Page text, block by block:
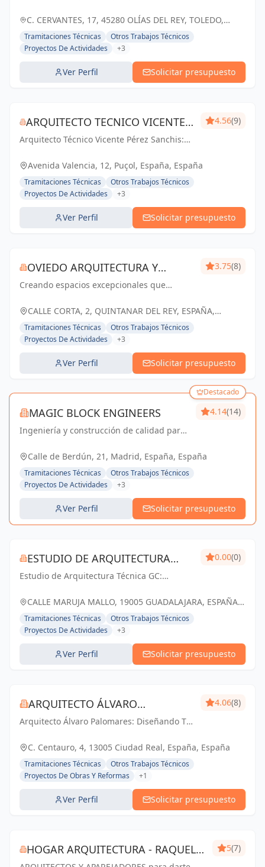
sostenible en Olías del Rey y Toledo.
C. CERVANTES, 17, 45280 OLÍAS DEL REY, TOLEDO,
ESPAÑA, España
Tramitaciones Técnicas
Otros Trabajos Técnicos
Proyectos De Actividades
+3
Ver Perfil Solicitar presupuesto
ARQUITECTO TECNICO VICENTE
PÉREZ SANCHIS
Arquitecto Técnico Vicente Pérez Sanchis:
transformando ideas en realidad.
4.56(9)
Avenida Valencia, 12, Puçol, España, España
Tramitaciones Técnicas
Otros Trabajos Técnicos
Proyectos De Actividades
+3
Ver Perfil Solicitar presupuesto
OVIEDO ARQUITECTURA Y
CONSTRUCCIÓN
Creando espacios excepcionales que
tiempo. Tu visión, nuestra pasión.
3.75(8)
CALLE CORTA, 2, QUINTANAR DEL REY, ESPAÑA,
España
Tramitaciones Técnicas
Otros Trabajos Técnicos
Proyectos De Actividades
+3
Ver Perfil Solicitar presupuesto
Destacado
MAGIC BLOCK ENGINEERS
Ingeniería y construcción de calidad para
Nueva.
4.14(14)
Calle de Berdún, 21, Madrid, España, España
Tramitaciones Técnicas
Otros Trabajos Técnicos
Proyectos De Actividades
+3
Ver Perfil Solicitar presupuesto
ESTUDIO DE ARQUITECTURA
TÉCNICA GC
Estudio de Arquitectura Técnica GC:
funcionales que transforman la vida de las
0.00(0)
CALLE MARUJA MALLO, 19005 GUADALAJARA, ESPAÑA,
España
Tramitaciones Técnicas
Otros Trabajos Técnicos
Proyectos De Actividades
+3
Ver Perfil Solicitar presupuesto
ARQUITECTO ÁLVARO
PALOMARES
Arquitecto Álvaro Palomares: Diseñando Tu
4.06(8)
C. Centauro, 4, 13005 Ciudad Real, España, España
Tramitaciones Técnicas
Otros Trabajos Técnicos
Proyectos De Obras Y Reformas
+1
Ver Perfil Solicitar presupuesto
HOGAR ARQUITECTURA - RAQUEL
5(7)